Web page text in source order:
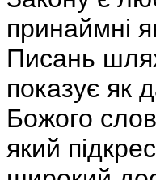
принаймні
Писань
показує як
Божого
який